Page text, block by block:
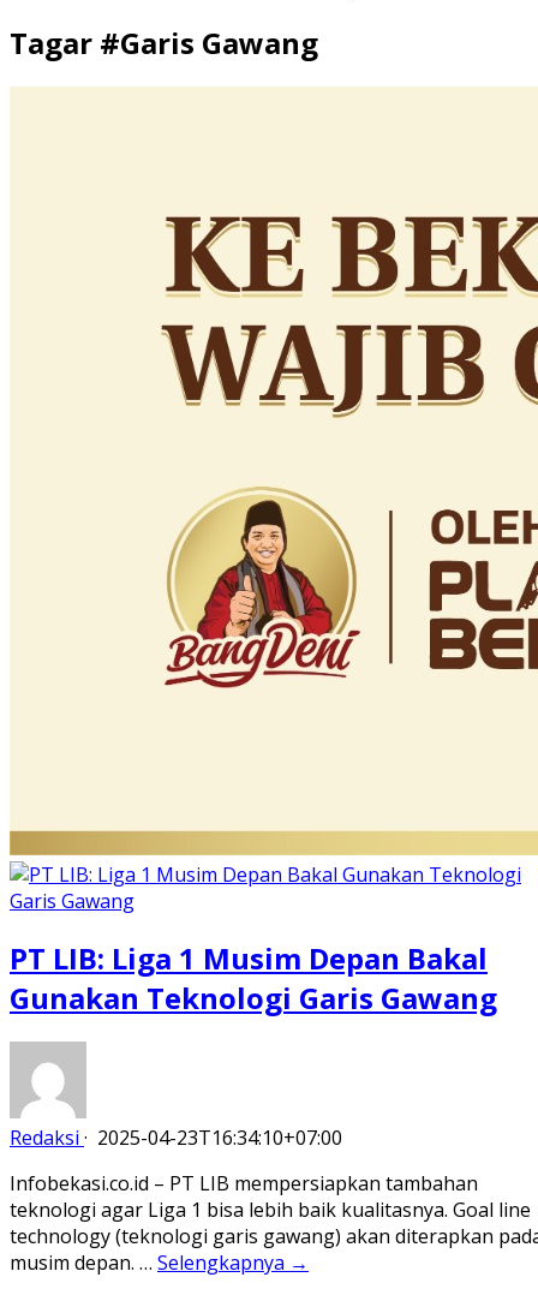
Tagar #Garis Gawang
PT LIB: Liga 1 Musim Depan Bakal
Gunakan Teknologi Garis Gawang
Redaksi · 2025-04-23T16:34:10+07:00
Infobekasi.co.id – PT LIB mempersiapkan tambahan
teknologi agar Liga 1 bisa lebih baik kualitasnya. Goal line
technology (teknologi garis gawang) akan diterapkan
musim depan. … Selengkapnya →